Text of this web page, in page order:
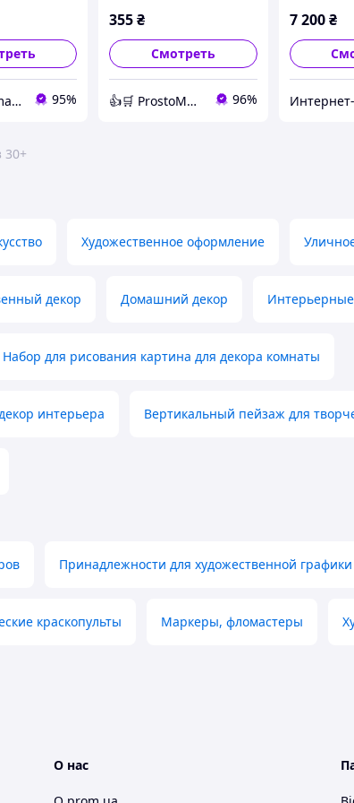
Shopping_mania.ua 95%
камне, в тубах по 12 мл
355₴
Смотреть
👍🛒 ProstoMarket 👍🛒 сеть интернет магазинов 96%
сопла 0.3/
7 200 ₴
30+
Художественное оформление
декор Домашний декор
Набор для рисования картина для декора комнаты
интерьера Вертикальный пейзаж для
Принадлежности для художественной графики
краскопульты Маркеры, фломастеры
О нас